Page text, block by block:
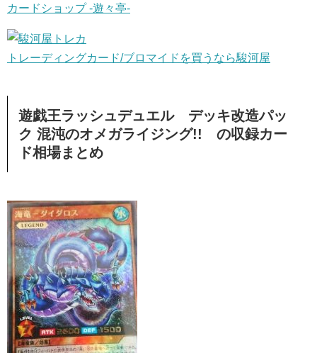
カードショップ -遊々亭-
トレーディングカード/ブロマイドを買うなら駿河屋
遊戯王ラッシュデュエル デッキ改造パッ
ク 混沌のオメガライジング!! の収録カー
ド相場まとめ